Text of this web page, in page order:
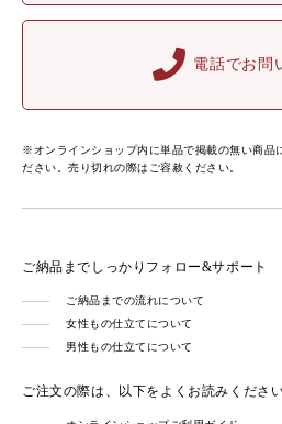
電話でお問
※オンラインショップ内に単品で掲載の無い商品
ださい。売り切れの際はご容赦ください。
ご納品までしっかりフォロー&サポート
ご納品までの流れについて
女性もの仕立てについて
男性もの仕立てについて
ご注文の際は、以下をよくお読みくださ